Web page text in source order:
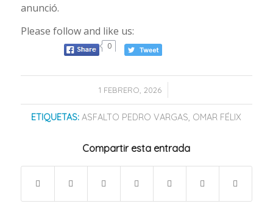
anunció.
Please follow and like us:
0
1 FEBRERO, 2026
/
ETIQUETAS: ASFALTO PEDRO VARGAS OMAR FÉLIX
Compartir esta entrada